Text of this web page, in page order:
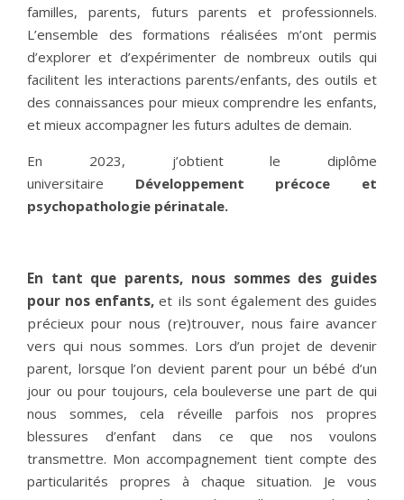
familles, parents, futurs parents et professionnels.
L’ensemble des formations réalisées m’ont permis
d’explorer et d’expérimenter de nombreux outils qui
facilitent les interactions parents/enfants, des outils et
des connaissances pour mieux comprendre les enfants,
et mieux accompagner les futurs adultes de demain.
En 2023, j’obtient le diplôme
universitaire Développement précoce et
psychopathologie périnatale.
En tant que parents, nous sommes des guides
pour nos enfants,et ils sont également des guides
précieux pour nous (re)trouver, nous faire avancer
vers qui nous sommes. Lors d’un projet de devenir
parent, lorsque l’on devient parent pour un bébé d’un
jour ou pour toujours, cela bouleverse une part de qui
nous sommes, cela réveille parfois nos propres
blessures d’enfant dans ce que nos voulons
transmettre. Mon accompagnement tient compte des
particularités propres à chaque situation. Je vous